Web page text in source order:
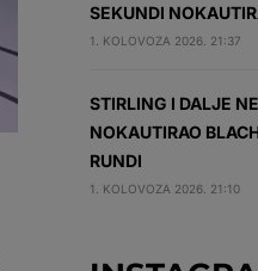
SEKUNDI
1. KOLOVOZA 2026. 21:37
STIRLING I DALJE
NOKAUTIRAO
RUNDI
1. KOLOVOZA 2026. 21:10